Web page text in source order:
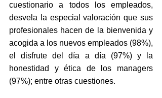
cuestionario a todos los empleados,
desvela la especial valoración que sus
profesionales hacen de la bienvenida y
acogida a los nuevos empleados (98%),
el disfrute del día a día (97%) y la
honestidad y ética de los managers
(97%); entre otras cuestiones.